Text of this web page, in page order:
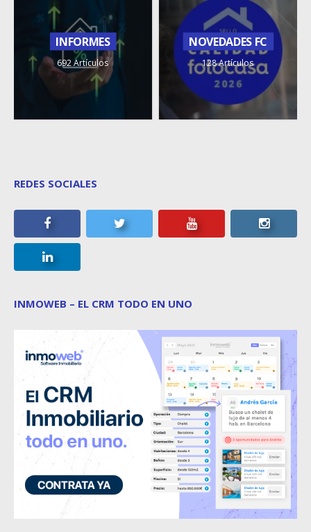
INFORMES
692 Artículos
NOVEDADES FC
128 Artículos
REDES SOCIALES
INMOWEB – EL CRM TODO EN UNO